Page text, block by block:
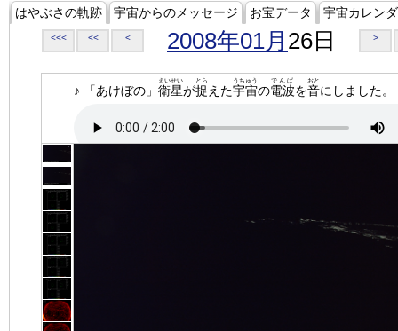
はやぶさの軌跡 宇宙からのメッセージ お宝データ 宇宙カレン
<<< << < 2008年01月 26日 >
♪ 「あけぼの」 衛星
えいせい
が捉
とら
えた宇宙
うちゅう
の電波
でんぱ
を音
おと
にしました。